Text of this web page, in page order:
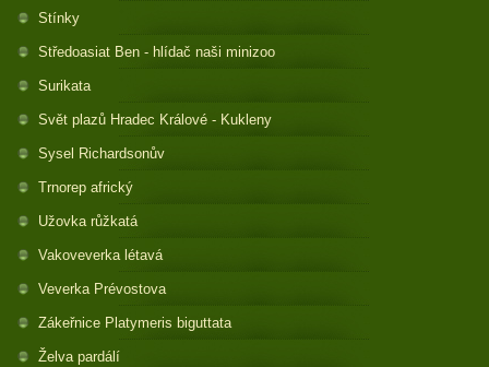
Stínky
Středoasiat Ben - hlídač naši minizoo
Surikata
Svět plazů Hradec Králové - Kukleny
Sysel Richardsonův
Trnorep africký
Užovka růžkatá
Vakoveverka létavá
Veverka Prévostova
Zákeřnice Platymeris biguttata
Želva pardálí